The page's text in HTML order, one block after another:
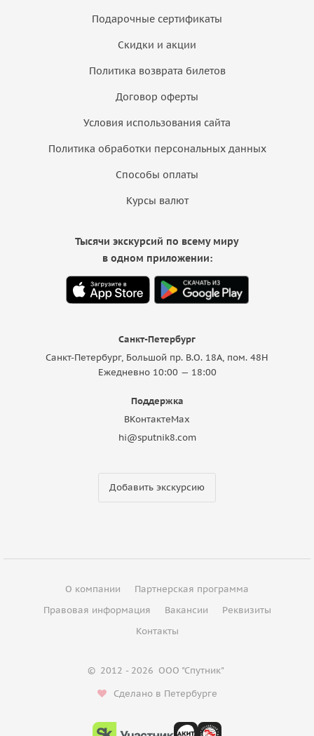
Подарочные сертификаты
Скидки и акции
Политика возврата билетов
Договор оферты
Условия использования сайта
Политика обработки персональных данных
Способы оплаты
Курсы валют
Санкт-Петербург
Санкт-Петербург, Большой пр. В.О. 18A, пом. 48Н
Ежедневно 10:00 — 18:00
Поддержка
ВКонтактеMax
hi@sputnik8.com
Добавить экскурсию
Тысячи экскурсий по всему миру
в одном приложении:
О компании
Партнерская программа
Правовая информация
Вакансии
Реквизиты
Контакты
© 2012 - 2026 ООО "Спутник"
Сделано в Петербурге